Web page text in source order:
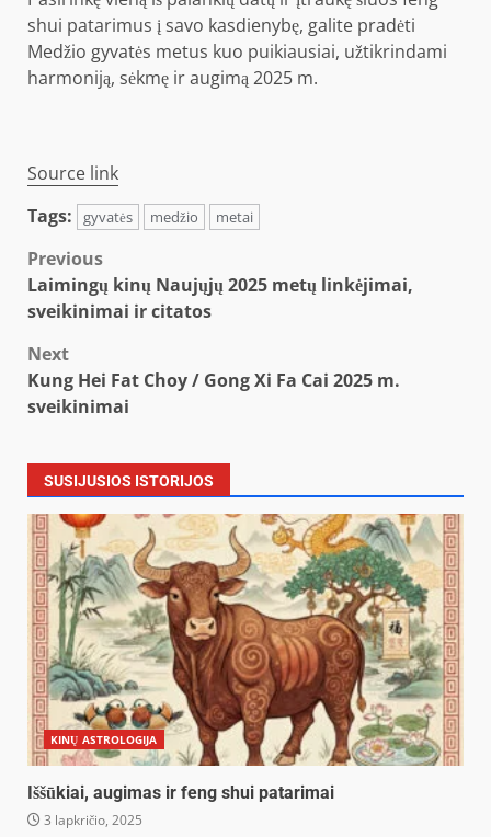
shui patarimus į savo kasdienybę, galite pradėti
Medžio gyvatės metus kuo puikiausiai, užtikrindami
harmoniją, sėkmę ir augimą 2025 m.
Source link
Tags:
gyvatės medžio metai
Post
navigation
Previous
Laimingų kinų Naujųjų 2025 metų linkėjimai,
sveikinimai ir citatos
Next
Kung Hei Fat Choy / Gong Xi Fa Cai 2025 m.
sveikinimai
SUSIJUSIOS ISTORIJOS
KINŲ ASTROLOGIJA
Iššūkiai, augimas ir feng shui patarimai
3 lapkričio, 2025